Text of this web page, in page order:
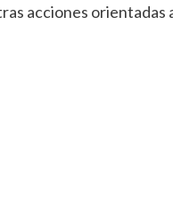
acciones